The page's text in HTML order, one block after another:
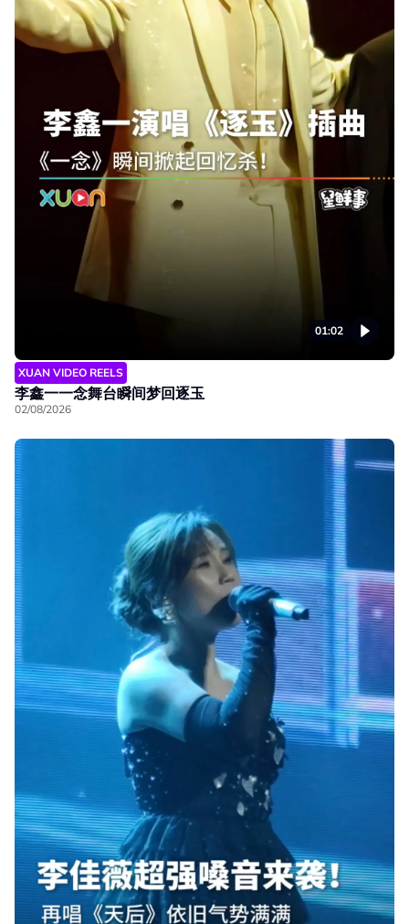
01:02
XUAN VIDEO REELS
李鑫一一念舞台瞬间梦回逐玉
02/08/2026